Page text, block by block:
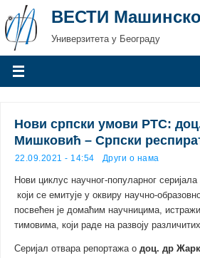
ВЕСТИ
Универзитета у Београду
Нови српски умови РТС:
Мишковић – Српски
22.09.2021 - 14:54 Други о нама
Нови циклус научног-популарног
који се емитује у оквиру научно-
посвећен је домаћим научницима,
тимовима, који раде на развоју
Серијал отвара репортажа одоц. др